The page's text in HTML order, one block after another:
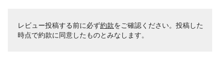
レビュー投稿する前に必ず約款をご確認ください。投稿した
時点で約款に同意したものとみなします。